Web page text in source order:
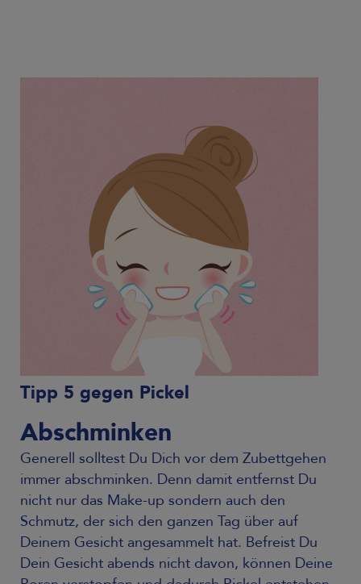
Tipp 5 gegen Pickel
Abschminken
Generell solltest Du Dich vor dem Zubettgehen
immer abschminken. Denn damit entfernst Du
nicht nur das Make-up sondern auch den
Schmutz, der sich den ganzen Tag über auf
Deinem Gesicht angesammelt hat. Befreist Du
Dein Gesicht abends nicht davon, können Deine